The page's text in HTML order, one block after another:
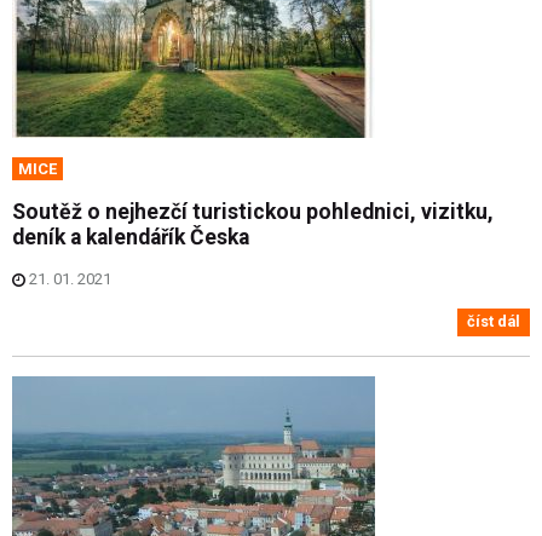
MICE
Soutěž o nejhezčí turistickou pohlednici, vizitku,
deník a kalendářík Česka
21. 01. 2021
číst dál